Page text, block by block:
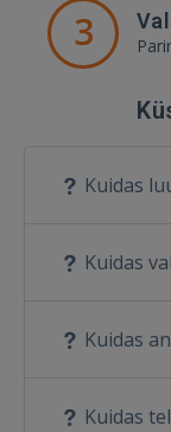
3
Kuidas
Kuidas
Kuidas
Kuidas